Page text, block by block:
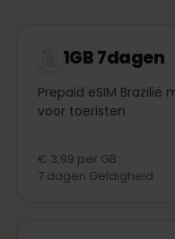
1GB 7dagen
Prepaid eSIM Brazilië
voor toeristen
€ 3,99 per GB
7 dagen Geldigheid